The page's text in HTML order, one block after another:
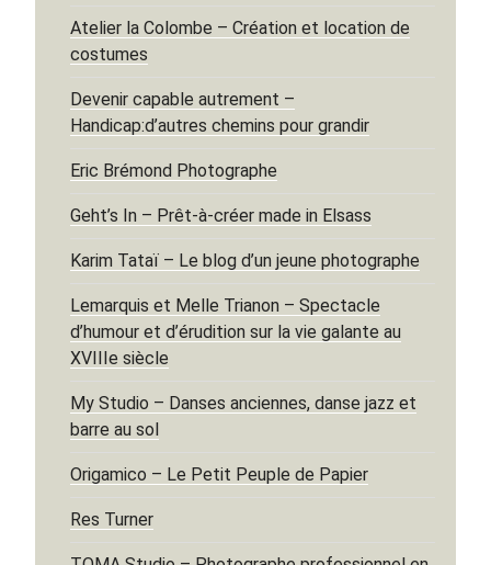
Atelier la Colombe – Création et location de
costumes
Devenir capable autrement –
Handicap:d’autres chemins pour grandir
Eric Brémond Photographe
Geht’s In – Prêt-à-créer made in Elsass
Karim Tataï – Le blog d’un jeune photographe
Lemarquis et Melle Trianon – Spectacle
d’humour et d’érudition sur la vie galante au
XVIIIe siècle
My Studio – Danses anciennes, danse jazz et
barre au sol
Origamico – Le Petit Peuple de Papier
Res Turner